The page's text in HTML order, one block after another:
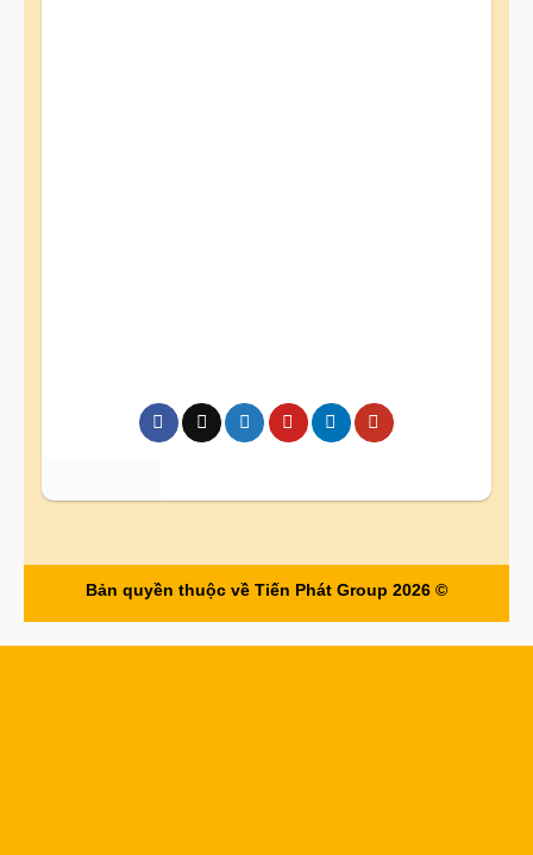
Bản quyền thuộc về Tiến Phát Group 2026 ©